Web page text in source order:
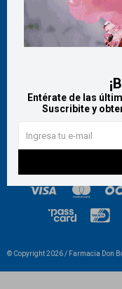
Entérate de las
Suscribite y
¡Suscribite y
 
© Copyright 2026 / Farmacia Don